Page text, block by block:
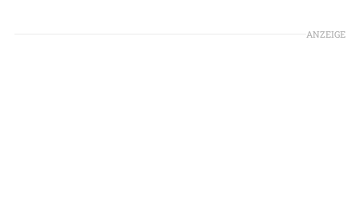
ANZEIGE